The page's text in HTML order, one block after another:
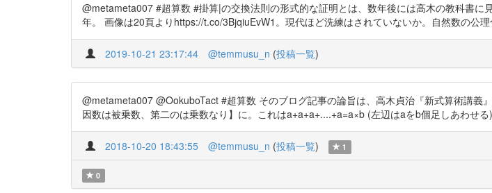
@metameta007 #超算数 #掛算|の交換法則の形式的な証明とは、数年後には高木の教科書
年。 画像は20頁よりhttps://t.co/3BjqiuEvW1。現代ほど洗練はされていないか。自然数の
2019-10-21 23:17:44 @temmusu_n (投稿一覧)
@metameta007 @OokuboTact #超算数 そのブログ記事の論旨は、高木貞治『新式算術講
因数は被乗数、第二のは乗数なり】に。これはa+a+a+....+a=a×b (左辺はaをb個足しあわせ
2018-10-20 18:43:55 @temmusu_n (投稿一覧) 1
0